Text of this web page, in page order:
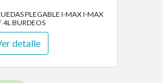
PLEGABLE I-MAX I-MAX
4L BURDEOS
detalle